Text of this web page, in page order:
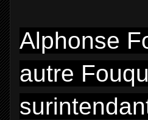
Alphonse
autre